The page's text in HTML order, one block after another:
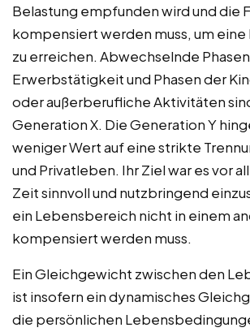
Belastung empfunden wird und die
kompensiert werden muss, um
zu erreichen. Abwechselnde
Erwerbstätigkeit und Phasen der
oder außerberufliche Aktivitäten
Generation X. Die Generation Y
weniger Wert auf eine strikte
und Privatleben. Ihr Ziel war es vor
Zeit sinnvoll und nutzbringend
ein Lebensbereich nicht in einem
kompensiert werden muss.
Ein Gleichgewicht zwischen den
ist insofern ein dynamisches
die persönlichen